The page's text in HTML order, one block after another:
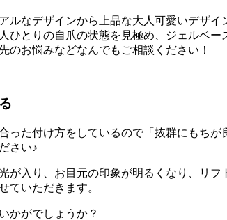
なデザインから上品な大人可愛いデザイ
ひとりの自爪の状態を見極め、ジェルベ
のお悩みなどなんでもご相談ください！
た付け方をしているので「抜群にもちが
さい♪
入り、お目元の印象が明るくなり、リフ
ていただきます。
かがでしょうか？